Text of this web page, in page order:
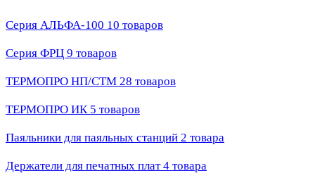
Серия АЛЬФА-100 10 товаров
Серия ФРЦ 9 товаров
ТЕРМОПРО НП/СТМ 28 товаров
ТЕРМОПРО ИК 5 товаров
Паяльники для паяльных станций 2 товара
Держатели для печатных плат4 товара